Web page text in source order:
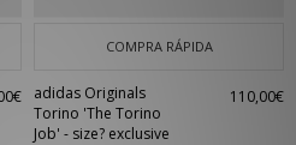
COMPRA RÁPIDA
adidas Originals
Torino 'The Torino
Job' - size? exclusive
110,00€